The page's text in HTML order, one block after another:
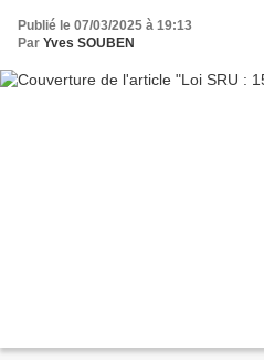
Publié le 07/03/2025 à 19:13
Par Yves SOUBEN